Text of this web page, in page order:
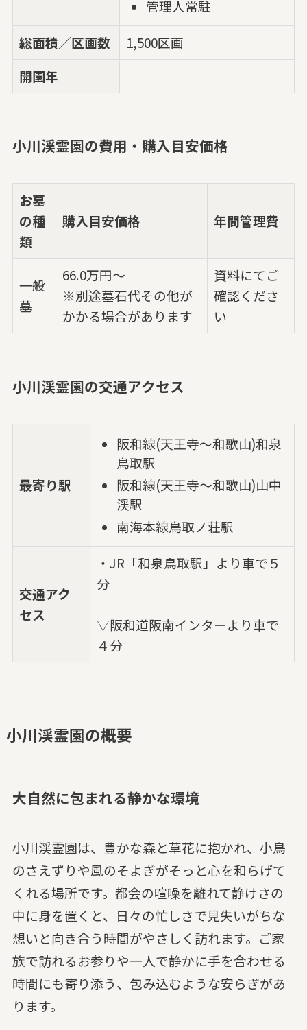
管理人常駐
総面積／区画数
1,500区画
開園年
小川渓霊園の費用・購入目安価格
お墓
の種
類
購入目安価格 年間管理費
一般
墓
66.0万円～
※別途墓石代その他が
かかる場合があります
資料にてご
確認くださ
い
小川渓霊園の交通アクセス
最寄り駅
阪和線(天王寺～和歌山)和泉
鳥取駅
阪和線(天王寺～和歌山)山中
渓駅
南海本線鳥取ノ荘駅
交通アク
セス
・JR「和泉鳥取駅」より車で５
分
▽阪和道阪南インターより車で
４分
小川渓霊園の概要
大自然に包まれる静かな環境
小川渓霊園は、豊かな森と草花に抱かれ、小鳥
のさえずりや風のそよぎがそっと心を和らげて
くれる場所です。都会の喧噪を離れて静けさの
中に身を置くと、日々の忙しさで見失いがちな
想いと向き合う時間がやさしく訪れます。ご家
族で訪れるお参りや一人で静かに手を合わせる
時間にも寄り添う、包み込むような安らぎがあ
ります。